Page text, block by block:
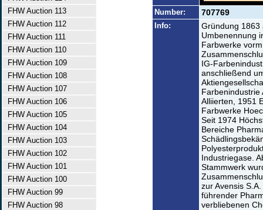
FHW Auction 113
FHW Auction 112
FHW Auction 111
FHW Auction 110
FHW Auction 109
FHW Auction 108
FHW Auction 107
FHW Auction 106
FHW Auction 105
FHW Auction 104
FHW Auction 103
FHW Auction 102
FHW Auction 101
FHW Auction 100
FHW Auction 99
FHW Auction 98
Number: 707769
Info:
Gründung 1863
Umbenennung
Farbwerke
IG-
anschließend
Farbenindustrie
Alliierten, 1951
Farbwerke
Seit 1974
Bereiche
Industriegase.
Stammwerk
zur Avensis
führender
verbliebenen